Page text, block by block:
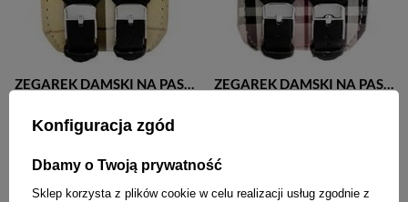
ZEGAREK DAMSKI NA PASKU CASUAL EXTREIM EXT-Y013B-6A (zx674f)
69,00 zł
ZEGAREK DAMSKI NA PASKU CASUAL EXTREIM EXT-Y013B-7A (zx674g)
Konfiguracja zgód
Dbamy o Twoją prywatność
Sklep korzysta z plików cookie w celu realizacji usług zgodnie z